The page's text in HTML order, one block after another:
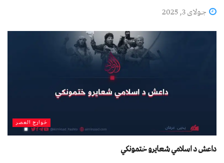
جولای 3, 2025
خوارج العصر
داعش د اسلامي شعایرو ختمونکي